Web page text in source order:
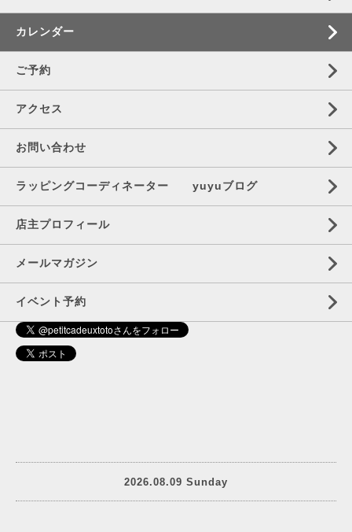
カレンダー
ご予約
アクセス
お問い合わせ
ラッピングコーディネーター yuyuブログ
店主プロフィール
メールマガジン
イベント予約
2026.08.09 Sunday